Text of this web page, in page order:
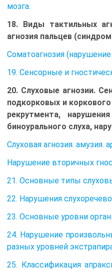
мозга.
18. Виды тактильных
агнозия пальцев
Соматоагнозия
19. Сенсорные и
20. Слуховые агнозии.
подкорковых и
рекрутмента,
биноурального слуха,
Слуховая агнозия.
Нарушение вторичных
21. Основные типы
22. Нарушения
23. Основные уровни
24. Нарушение
разных уровней
25. Классификация